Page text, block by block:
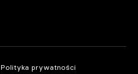
Polityka prywatności